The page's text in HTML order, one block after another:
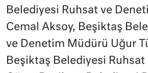
Belediyesi Ruhsat ve
Cemal Aksoy, Beşiktaş
ve Denetim Müdürü Uğur
Beşiktaş Belediyesi